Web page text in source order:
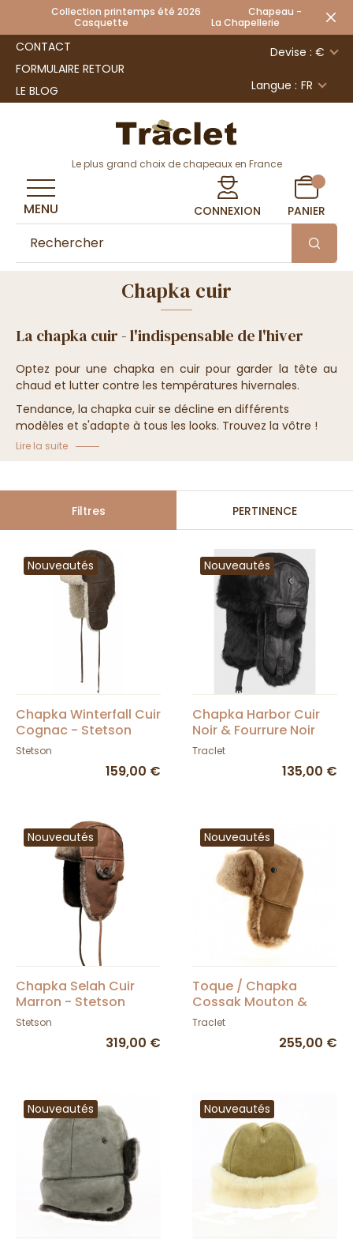
Collection printemps été 2026 Chapeau -
Casquette La Chapellerie
CONTACT
FORMULAIRE RETOUR
LE BLOG
Devise : €
Langue : FR
Le plus grand choix de chapeaux en France
CONNEXION PANIER
MENU
Chapka cuir
La chapka cuir - l'indispensable de l'hiver
Optez pour une chapka en cuir pour garder la tête au
chaud et lutter contre les températures hivernales.
Tendance, la chapka cuir se décline en différents
modèles et s'adapte à tous les looks. Trouvez la vôtre !
Lire la suite
Filtres PERTINENCE
Nouveautés
Chapka Winterfall Cuir
Cognac - Stetson
Stetson
159,00 €
Nouveautés
Chapka Harbor Cuir
Noir & Fourrure Noir
Traclet
135,00 €
Nouveautés
Chapka Selah Cuir
Marron - Stetson
Stetson
319,00 €
Nouveautés
Toque / Chapka
Cossak Mouton &
Fourrure Camel -
Traclet
255,00 €
Nouveautés Nouveautés